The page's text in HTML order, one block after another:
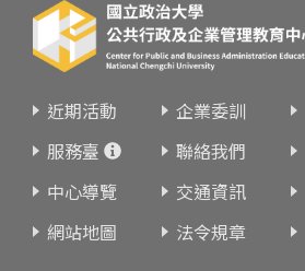
近期活動 企業委訓
服務臺
聯絡我們
中心導覽
交通資訊
網站地圖
法令規章